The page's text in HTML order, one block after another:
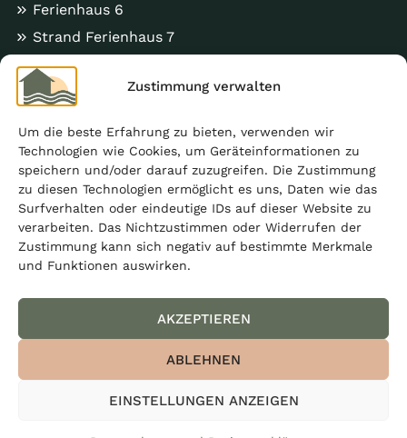
Zustimmung verwalten
Um die beste Erfahrung zu bieten, verwenden wir
Technologien wie Cookies, um Geräteinformationen zu
speichern und/oder darauf zuzugreifen. Die Zustimmung
zu diesen Technologien ermöglicht es uns, Daten wie das
Surfverhalten oder eindeutige IDs auf dieser Website zu
verarbeiten. Das Nichtzustimmen oder Widerrufen der
Zustimmung kann sich negativ auf bestimmte Merkmale
und Funktionen auswirken.
AKZEPTIEREN
ABLEHNEN
EINSTELLUNGEN ANZEIGEN
Ferienhaus 6
Strand Ferienhaus 7
Sauna A
Sauna B
Informationen
Mietbedingungen
Datenschutzerklärung
© 2026 Feriendorf Anttoora